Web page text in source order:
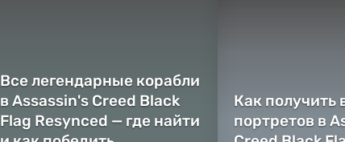
Все легендарные корабли
в Assassin's Creed Black
Flag Resynced — где найти
Как получить
портретов в